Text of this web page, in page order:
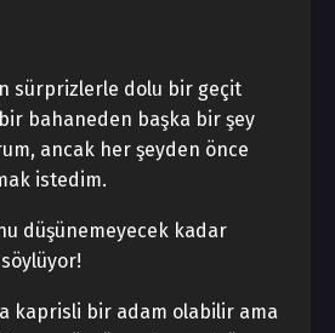
sürprizlerle dolu bir geçit
bahaneden başka bir şey
ancak her şeyden önce
istedim.
düşünemeyecek kadar
kaprisli bir adam olabilir ama